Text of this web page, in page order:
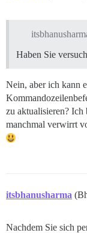
Haben Sie
Nein, aber ich kann
zu aktualisieren?
manchmal verwirrt
itsbhanusharma
Nachdem Sie sich